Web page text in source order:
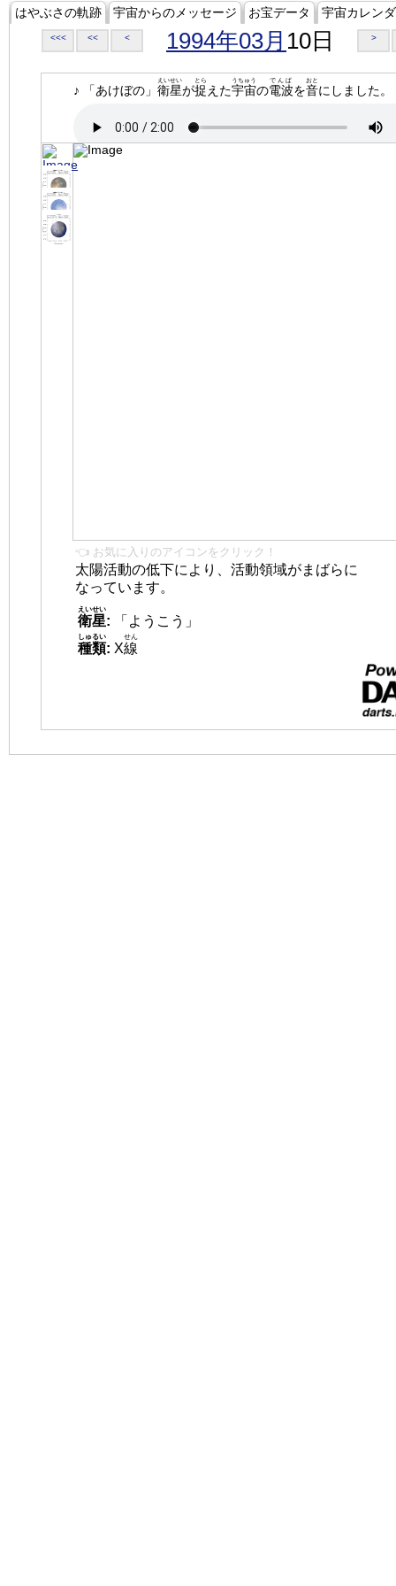
はやぶさの軌跡 宇宙からのメッセージ お宝データ 宇宙カレン
<<< << < 1994年03月 10日 >
♪ 「あけぼの」 衛星
えいせい
が捉
とら
えた宇宙
うちゅう
の電波
でんぱ
を音
おと
にしました。
👈 お気に入りのアイコンをクリック！
太陽活動の低下により、活動領域がまばらに
なっています。
衛星
えいせい
:
「ようこう」
種類
しゅるい
: X線
せん